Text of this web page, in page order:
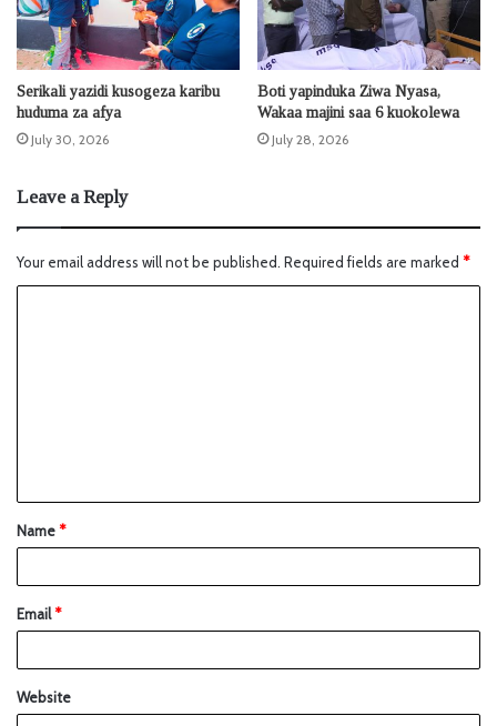
Serikali yazidi kusogeza karibu
huduma za afya
July 30, 2026
Boti yapinduka Ziwa Nyasa,
Wakaa majini saa 6 kuokolewa
July 28, 2026
Leave a Reply
Your email address will not be published. Required fields are marked *
Name*
Email*
Website